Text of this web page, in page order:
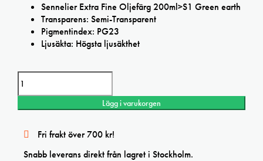
Sennelier Extra Fine Oljefärg 200ml>S1 Green earth
Transparens: Semi-Transparent
Pigmentindex: PG23
Ljusäkta: Högsta ljusäkthet
Lägg i varukorgen
Fri frakt över 700 kr!
Snabb leverans direkt från lagret i Stockholm.